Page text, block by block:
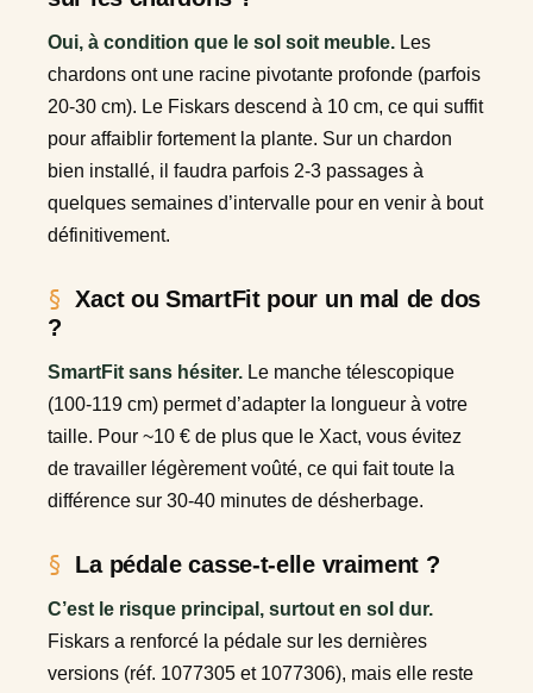
Oui, à condition que le sol soit meuble. Les
chardons ont une racine pivotante profonde (parfois
20-30 cm). Le Fiskars descend à 10 cm, ce qui suffit
pour affaiblir fortement la plante. Sur un chardon
bien installé, il faudra parfois 2-3 passages à
quelques semaines d’intervalle pour en venir à bout
définitivement.
Xact ou SmartFit pour un mal de dos
?
SmartFit sans hésiter. Le manche télescopique
(100-119 cm) permet d’adapter la longueur à votre
taille. Pour ~10 € de plus que le Xact, vous évitez
de travailler légèrement voûté, ce qui fait toute la
différence sur 30-40 minutes de désherbage.
La pédale casse-t-elle vraiment ?
C’est le risque principal, surtout en sol dur.
Fiskars a renforcé la pédale sur les dernières
versions (réf. 1077305 et 1077306), mais elle reste